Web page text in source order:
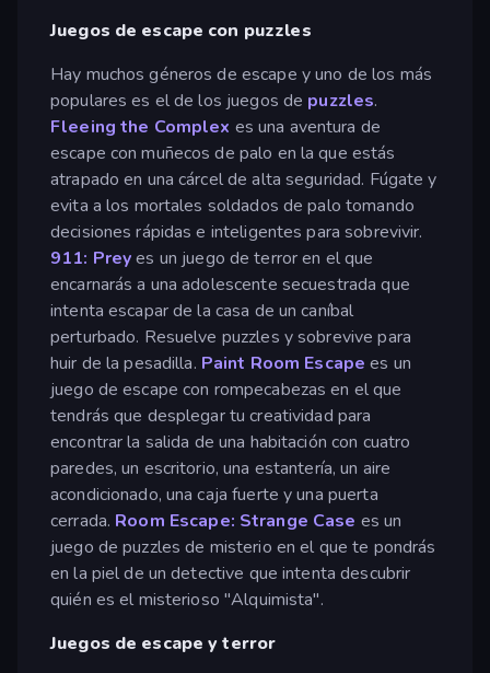
Juegos de escape con puzzles
Hay muchos géneros de escape y uno de los más
populares es el de los juegos de puzzles.
Fleeing the Complex es una aventura de
escape con muñecos de palo en la que estás
atrapado en una cárcel de alta seguridad. Fúgate y
evita a los mortales soldados de palo tomando
decisiones rápidas e inteligentes para sobrevivir.
911: Preyes un juego de terror en el que
encarnarás a una adolescente secuestrada que
intenta escapar de la casa de un caníbal
perturbado. Resuelve puzzles y sobrevive para
huir de la pesadilla. Paint Room Escape es un
juego de escape con rompecabezas en el que
tendrás que desplegar tu creatividad para
encontrar la salida de una habitación con cuatro
paredes, un escritorio, una estantería, un aire
acondicionado, una caja fuerte y una puerta
cerrada. Room Escape: Strange Case es un
juego de puzzles de misterio en el que te pondrás
en la piel de un detective que intenta descubrir
quién es el misterioso "Alquimista".
Juegos de escape y terror